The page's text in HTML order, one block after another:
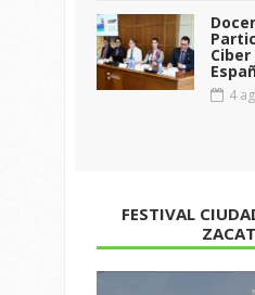
4
FESTIVAL